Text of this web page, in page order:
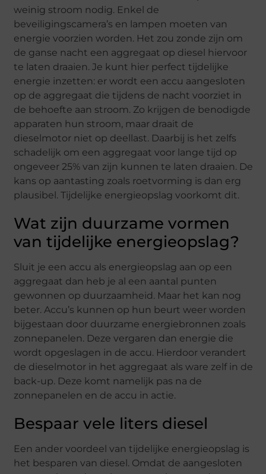
weinig stroom nodig. Enkel de
beveiligingscamera’s en lampen moeten van
energie voorzien worden. Het zou zonde zijn om
de ganse nacht een aggregaat op diesel hiervoor
te laten draaien. Je kunt hier perfect tijdelijke
energie inzetten: er wordt een accu aangesloten
op de aggregaat die tijdens de nacht voorziet in
de behoefte aan stroom. Zo krijgen de benodigde
apparaten hun stroom, maar draait de
dieselmotor niet op deellast. Daarbij is het zelfs
schadelijk om een aggregaat voor lange tijd op
ongeveer 25% van zijn kunnen te laten draaien. De
kans op aantasting zoals roetvorming is dan erg
plausibel. Tijdelijke energieopslag voorkomt dit.
Wat zijn duurzame vormen
van tijdelijke energieopslag?
Sluit je een accu als energieopslag aan op een
aggregaat dan heb je al een aantal punten
gewonnen op duurzaamheid. Maar het kan nog
beter. Accu’s kunnen op hun beurt weer worden
bijgestaan door duurzame energiebronnen zoals
zonnepanelen. Deze vergaren dan energie die
wordt opgeslagen in de accu. Hierdoor verandert
de dieselmotor in het aggregaat als ware zelf in de
back-up. Deze komt namelijk pas na de
zonnepanelen en de accu in actie.
Bespaar vele liters diesel
Een ander voordeel van tijdelijke energieopslag is
het besparen van diesel. Omdat de aangesloten